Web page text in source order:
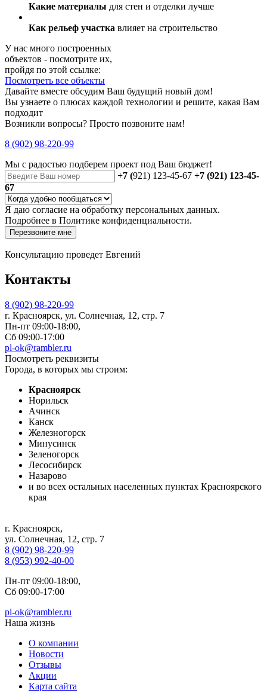
Какие материалы для стен и отделки лучше
Как рельеф участка влияет на строительство
У нас много построенных
объектов - посмотрите их,
пройдя по этой ссылке:
Посмотреть все объекты
Давайте вместе обсудим Ваш будущий новый дом!
Вы узнаете о плюсах каждой технологии и решите, какая Вам
подходит
Возникли вопросы? Просто позвоните нам!
8 (902) 98-220-99
Мы с радостью подберем проект под Ваш бюджет!
+7 (921) 123-45-67 +7 (921) 123-45-
67
Я даю согласие на обработку персональных данных.
Подробнее в Политике конфиденциальности.
Перезвоните мне
Консультацию проведет Евгений
Контакты
8 (902) 98-220-99
г. Красноярск, ул. Солнечная, 12, стр. 7
Пн-пт 09:00-18:00,
Сб 09:00-17:00
pl-ok@rambler.ru
Посмотреть реквизиты
Города, в которых мы строим:
Красноярск
Норильск
Ачинск
Канск
Железногорск
Минусинск
Зеленогорск
Лесосибирск
Назарово
и во всех остальных населенных пунктах Красноярского
края
г. Красноярск,
ул. Солнечная, 12, стр. 7
8 (902) 98-220-99
8 (953) 992-40-00
Пн-пт 09:00-18:00,
Сб 09:00-17:00
pl-ok@rambler.ru
Наша жизнь
О компании
Новости
Отзывы
Акции
Карта сайта